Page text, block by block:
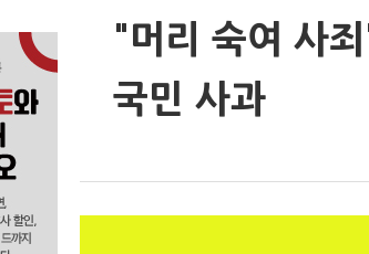
"머리 숙여 사
국민 사과